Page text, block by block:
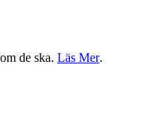
de ska. Läs Mer.